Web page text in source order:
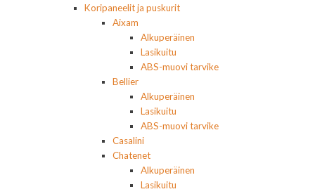
Koripaneelit ja puskurit
Aixam
Alkuperäinen
Lasikuitu
ABS-muovi tarvike
Bellier
Alkuperäinen
Lasikuitu
ABS-muovi tarvike
Casalini
Chatenet
Alkuperäinen
Lasikuitu